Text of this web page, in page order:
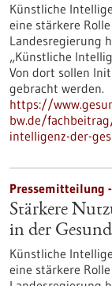
Künstliche
eine stärkere
Landesregierung
„Künstliche
Von dort sollen
gebracht werden.
https://
bw.de/
intelligenz-der-
Pressemitteilung
Stärkere
in der
Künstliche
eine stärkere